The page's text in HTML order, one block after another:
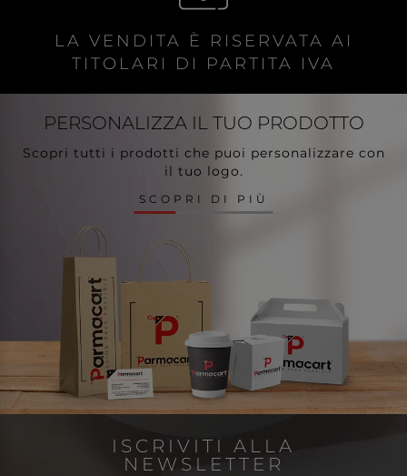
LA VENDITA È RISERVATA AI
TITOLARI DI PARTITA IVA
PERSONALIZZA IL TUO PRODOTTO
Scopri tutti i prodotti che puoi personalizzare con
il tuo logo.
SCOPRI DI PIÙ
ISCRIVITI ALLA
NEWSLETTER